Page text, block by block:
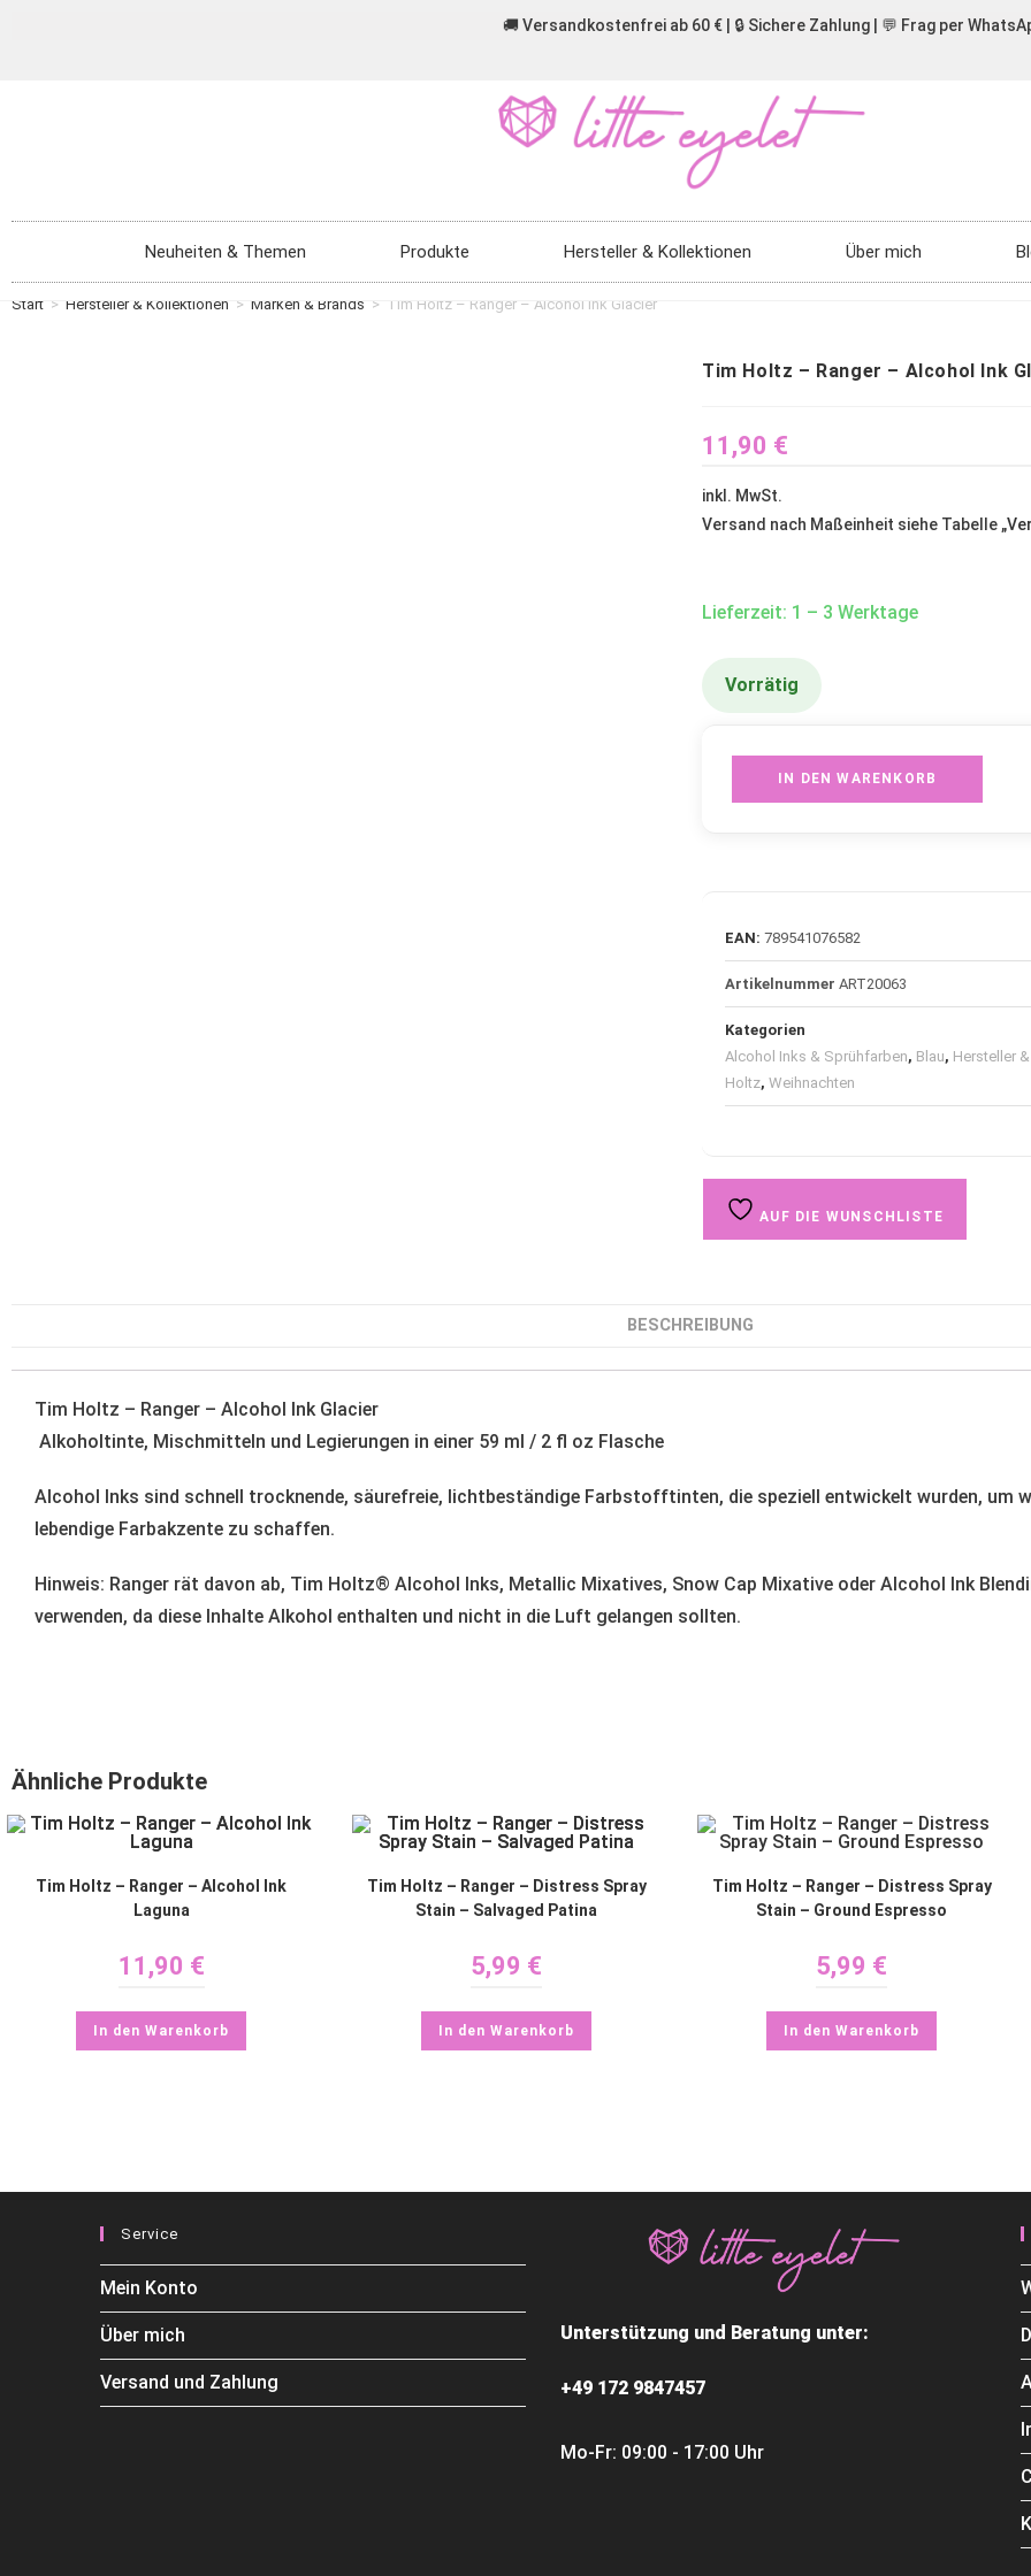
🚚 Versandkostenfrei ab 60 € | 🔒 Sichere Zahlung | 💬 Frag per
Neuheiten & Themen Produkte Hersteller & Kollektionen Über mich
Start > Hersteller & Kollektionen > Marken & Brands > Tim Holtz – Ranger – Alcohol Ink Glacier
Tim Holtz – Ranger – Alcohol Ink
11,90 €
inkl. MwSt.
Versand nach Maßeinheit siehe Tabelle „
Lieferzeit: 1 – 3 Werktage
Vorrätig
IN DEN WARENKORB
EAN: 789541076582
Artikelnummer ART20063
Kategorien
Alcohol Inks & Sprühfarben, Blau, Hersteller
Holtz, Weihnachten
AUF DIE WUNSCHLISTE
BESCHREIBUNG
Tim Holtz – Ranger – Alcohol Ink Glacier
Alkoholtinte, Mischmitteln und Legierungen in einer 59 ml / 2 fl oz Flasche
Alcohol Inks sind schnell trocknende, säurefreie, lichtbeständige Farbstofftinten, die speziell entwickelt wurden, um
lebendige Farbakzente zu schaffen.
Hinweis: Ranger rät davon ab, Tim Holtz® Alcohol Inks, Metallic Mixatives, Snow Cap Mixative oder Alcohol Ink
verwenden, da diese Inhalte Alkohol enthalten und nicht in die Luft gelangen sollten.
Ähnliche Produkte
Tim Holtz – Ranger – Alcohol Ink
Laguna
11,90 €
In den Warenkorb
Tim Holtz – Ranger – Distress Spray
Stain – Salvaged Patina
5,99 €
In den Warenkorb
Tim Holtz – Ranger – Distress Spray
Stain – Ground Espresso
5,99 €
In den Warenkorb
Service
Mein Konto
Über mich
Versand und Zahlung
Unterstützung und Beratung unter:
+49 172 9847457
Mo-Fr: 09:00 - 17:00 Uhr